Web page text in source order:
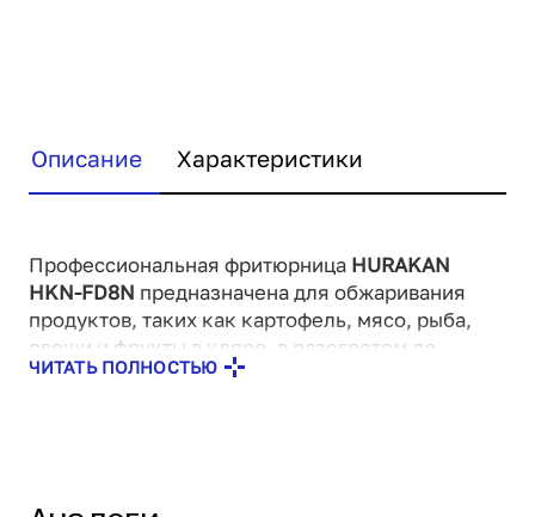
Описание Характеристики
Профессиональная фритюрница HURAKAN
HKN-FD8N предназначена для обжаривания
продуктов, таких как картофель, мясо, рыба,
овощи и фрукты в кляре, в разогретом до
определенной температуры растительном или
ЧИТАТЬ ПОЛНОСТЬЮ